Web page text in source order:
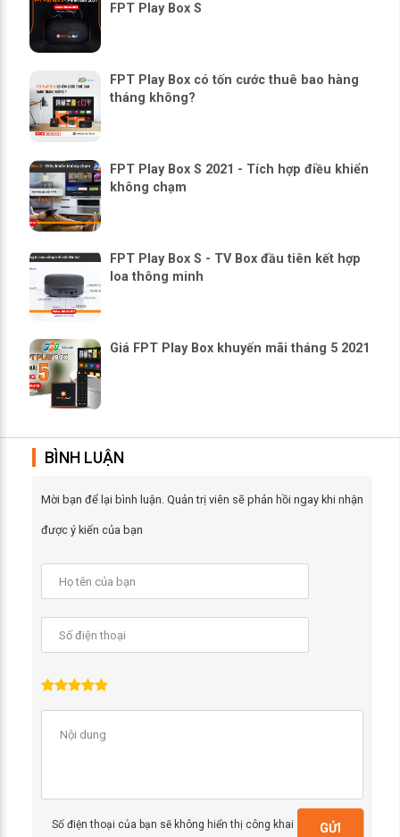
FPT Play Box S
FPT Play Box có tốn cước thuê bao hàng
tháng không?
FPT Play Box S 2021 - Tích hợp điều khiển
không chạm
FPT Play Box S - TV Box đầu tiên kết hợp
loa thông minh
Giá FPT Play Box khuyến mãi tháng 5 2021
BÌNH LUẬN
Mời bạn để lại bình luận. Quản trị viên sẽ phản hồi ngay khi nhận
được ý kiến của bạn
Số điện thoại của bạn sẽ không hiển thị công khai GỬI